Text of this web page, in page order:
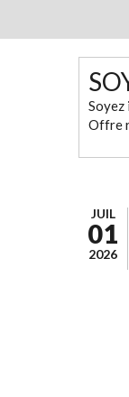
Soyez
Offre
JUIL
01
2026